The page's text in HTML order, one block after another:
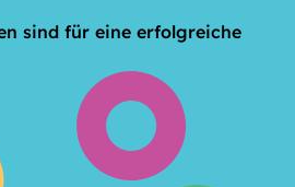
sind für eine erfolgreiche